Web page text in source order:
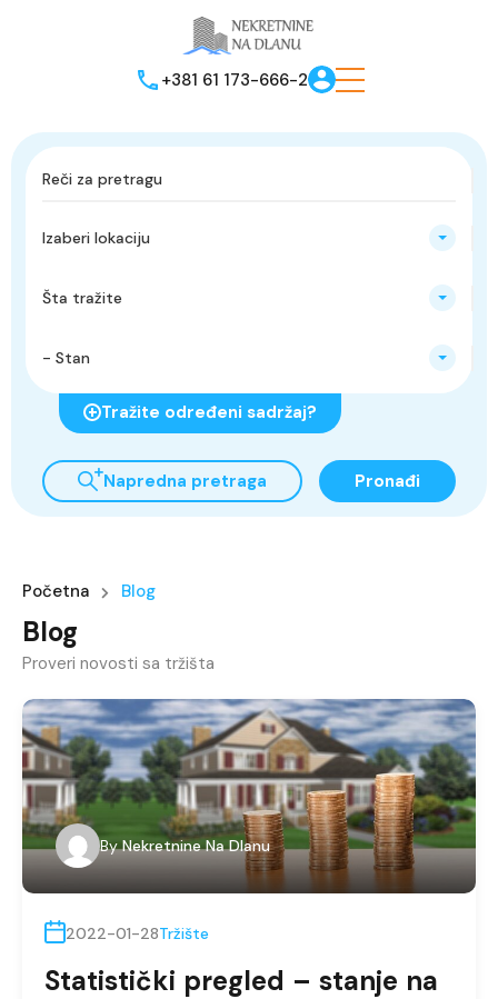
+381 61 173-666-2
Izaberi lokaciju
Šta tražite
- Stan
Tražite određeni sadržaj?
Napredna pretraga Pronađi
Početna Blog
Blog
Proveri novosti sa tržišta
By Nekretnine Na Dlanu
2022-01-28Tržište
Statistički pregled – stanje na